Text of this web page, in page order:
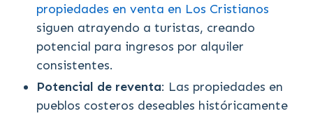
propiedades en venta en Los Cristianos
siguen atrayendo a turistas, creando
potencial para ingresos por alquiler
consistentes.
Potencial de reventa: Las propiedades en
pueblos costeros deseables históricamente